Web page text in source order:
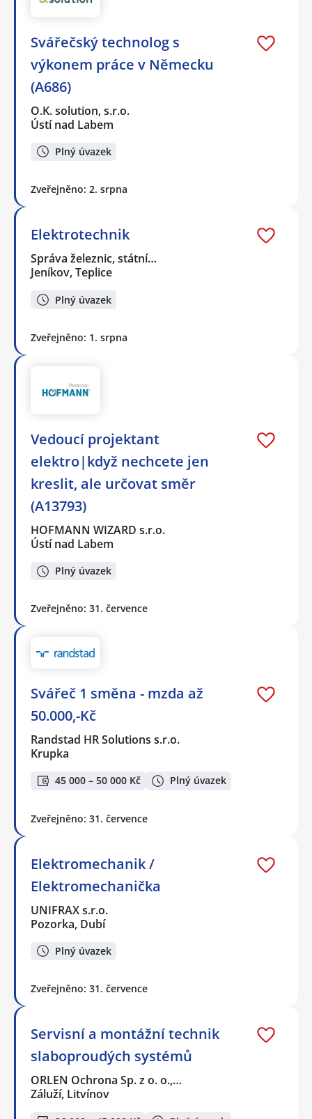
Svářečský technolog s
výkonem práce v Německu
(A686)
O.K. solution, s.r.o.
Ústí nad Labem
Plný úvazek
Zveřejněno: 2. srpna
Elektrotechnik
Správa železnic, státní…
Jeníkov, Teplice
Plný úvazek
Zveřejněno: 1. srpna
Vedoucí projektant
elektro|když nechcete jen
kreslit, ale určovat směr
(A13793)
HOFMANN WIZARD s.r.o.
Ústí nad Labem
Plný úvazek
Zveřejněno: 31. července
Svářeč 1 směna - mzda až
50.000,-Kč
Randstad HR Solutions s.r.o.
Krupka
45 000 – 50 000 Kč Plný úvazek
Zveřejněno: 31. července
Elektromechanik /
Elektromechanička
UNIFRAX s.r.o.
Pozorka, Dubí
Plný úvazek
Zveřejněno: 31. července
Servisní a montážní technik
slaboproudých systémů
ORLEN Ochrona Sp. z o. o.,…
Záluží, Litvínov